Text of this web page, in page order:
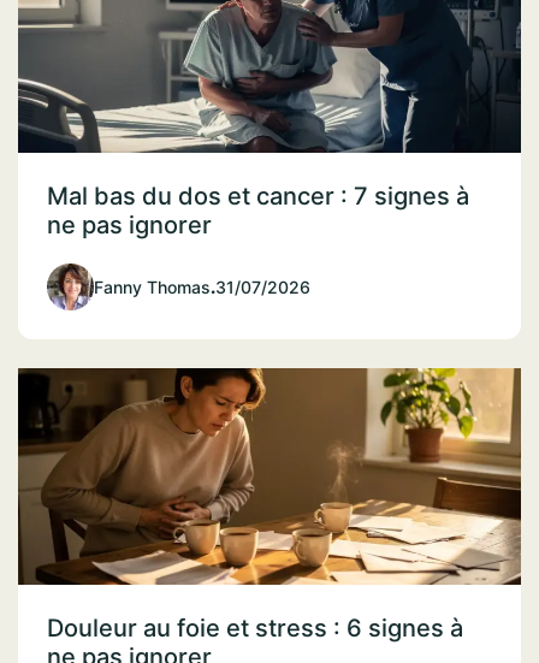
Mal bas du dos et cancer : 7 signes à
ne pas ignorer
Fanny Thomas.31/07/2026
Douleur au foie et stress : 6 signes à
ne pas ignorer